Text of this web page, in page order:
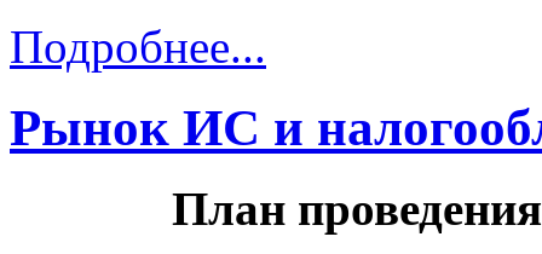
Подробнее...
Рынок ИС и
План